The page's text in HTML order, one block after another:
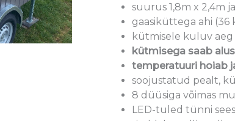
suurus 1,8m x 2,4m
gaasiküttega ahi (36
kütmisele kuluv aeg
kütmisega saab
temperatuuri hoiab
soojustatud pealt,
8 düüsiga võimas
LED-tuled tünni